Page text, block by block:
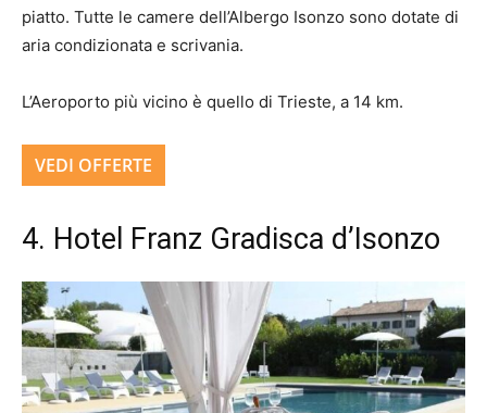
piatto. Tutte le camere dell’Albergo Isonzo sono dotate di
aria condizionata e scrivania.
L’Aeroporto più vicino è quello di Trieste, a 14 km.
VEDI OFFERTE
4. Hotel Franz Gradisca d’Isonzo